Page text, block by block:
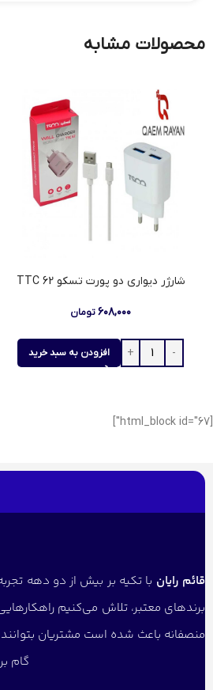
محصولات مشابه
شارژر دیواری دو پورت تسکو TTC 62
۶۰۸,۰۰۰تومان
افزودن به سبد خرید
[html_block id="67"]
قائم رایان با تکیه بر بیش از دو دهه
برندهای معتبر، تلاش می‌کنیم
منصفانه باعث شده است مشتریان
گام